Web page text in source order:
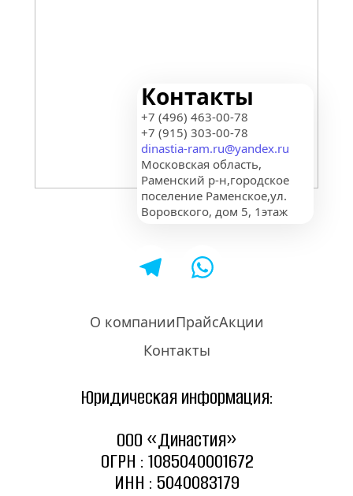
Контакты
+7 (496) 463-00-78
+7 (915) 303-00-78
dinastia-ram.ru@yandex.ru
Московская область,
Раменский р-н,городское
поселение Раменское,ул.
Воровского, дом 5, 1этаж
О компанииПрайсАкции
Контакты
Юридическая информация:
ООО «Династия»
ОГРН : 1085040001672
ИНН : 5040083179